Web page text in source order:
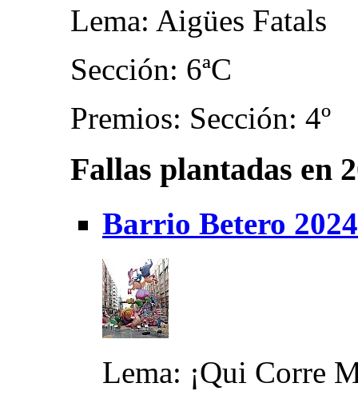
Lema: Aigües Fatals
Sección: 6ªC
Premios: Sección: 4º
Fallas plantadas en
Barrio Betero 2024
Lema: ¡Qui Corre